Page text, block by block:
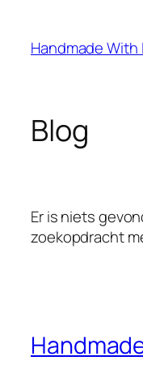
Handmade With
Blog
Er is niets
zoekopdracht